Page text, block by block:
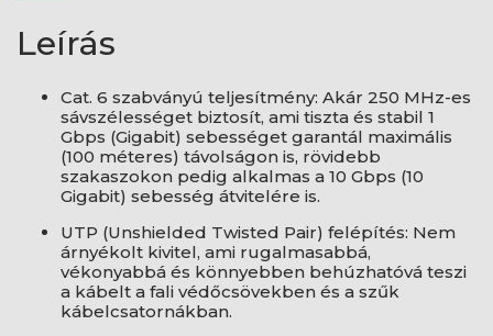
Leírás
Cat. 6 szabványú teljesítmény: Akár 250 MHz-es
sávszélességet biztosít, ami tiszta és stabil 1
Gbps (Gigabit) sebességet garantál maximális
(100 méteres) távolságon is, rövidebb
szakaszokon pedig alkalmas a 10 Gbps (10
Gigabit) sebesség átvitelére is.
UTP (Unshielded Twisted Pair) felépítés: Nem
árnyékolt kivitel, ami rugalmasabbá,
vékonyabbá és könnyebben behúzhatóvá teszi
a kábelt a fali védőcsövekben és a szűk
kábelcsatornákban.